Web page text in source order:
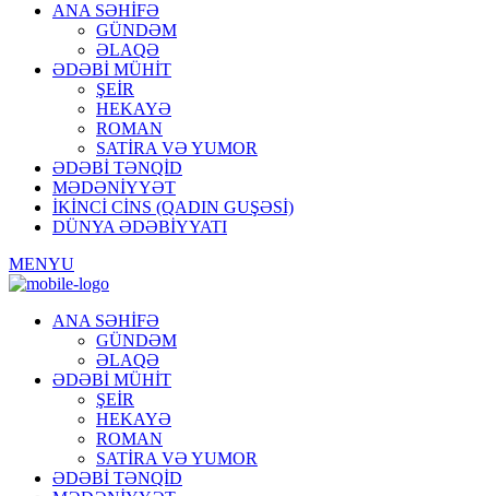
ANA SƏHİFƏ
GÜNDƏM
ƏLAQƏ
ƏDƏBİ MÜHİT
ŞEİR
HEKAYƏ
ROMAN
SATİRA VƏ YUMOR
ƏDƏBİ TƏNQİD
MƏDƏNİYYƏT
İKİNCİ CİNS (QADIN GUŞƏSİ)
DÜNYA ƏDƏBİYYATI
MENYU
ANA SƏHİFƏ
GÜNDƏM
ƏLAQƏ
ƏDƏBİ MÜHİT
ŞEİR
HEKAYƏ
ROMAN
SATİRA VƏ YUMOR
ƏDƏBİ TƏNQİD